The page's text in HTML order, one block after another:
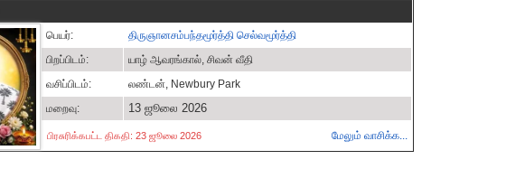
பெயர்:
திருஞானசம்பந்தமூர்த்தி செல்வமூர்த்தி
பிறப்பிடம்:
யாழ் ஆவரங்கால், சிவன் வீதி
வசிப்பிடம்:
லண்டன், Newbury Park
மறைவு:
13 ஜூலை 2026
பிரசுரிக்கபட்ட திகதி: 23 ஜூலை 2026 மேலும் வாசிக்க...